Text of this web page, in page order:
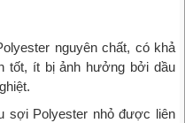
nguyên chất, có khả
tốt, ít bị ảnh hưởng bởi dầu
sợi Polyester nhỏ được liên